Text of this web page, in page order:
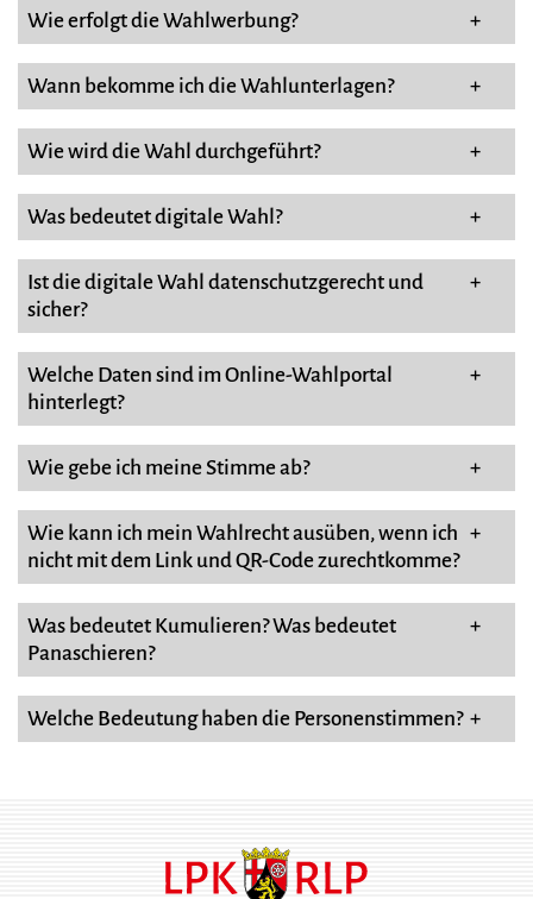
Wie erfolgt die Wahlwerbung? +
Wann bekomme ich die Wahlunterlagen? +
Wie wird die Wahl durchgeführt? +
Was bedeutet digitale Wahl? +
Ist die digitale Wahl datenschutzgerecht und
sicher?
+
Welche Daten sind im Online-Wahlportal
hinterlegt?
+
Wie gebe ich meine Stimme ab? +
Wie kann ich mein Wahlrecht ausüben, wenn ich
nicht mit dem Link und QR-Code zurechtkomme?
+
Was bedeutet Kumulieren? Was bedeutet
Panaschieren?
+
Welche Bedeutung haben die Personenstimmen? +